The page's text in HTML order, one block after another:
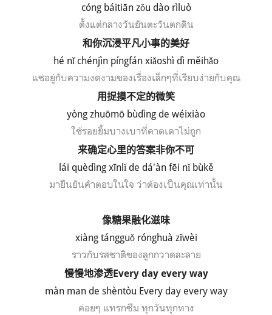
cóng báitiān zǒu dào rìluò
ตั้งแต่กลางวันยันตะวันตกดิน
和你沉浸平凡小事的美好
hé nǐ chénjìn píngfán xiǎoshì dì měihǎo
แช่อยู่กับความงดงามของเรื่องเล็กๆที่เรียบง่ายกับคุณ
用捉摸不定的微笑
yòng zhuōmō bùdìng de wéixiào
ใช้รอยยิ้มบางเบาที่คาดเดาไม่ถูก
来确定心里的答案非你不可
lái quèdìng xīnlǐ de dá'àn fēi nǐ bùkě
มายืนยันคำตอบในใจ ว่าต้องเป็นคุณเท่านั้น
像糖果融化滋味
xiàng tángguǒ rónghuà zīwèi
ราวกับรสชาติของลูกกวาดละลาย
慢慢地渗透Every day every way
màn man de shèntòu Every day every way
ค่อยๆ แทรกซึม ทุกวันทุกทาง